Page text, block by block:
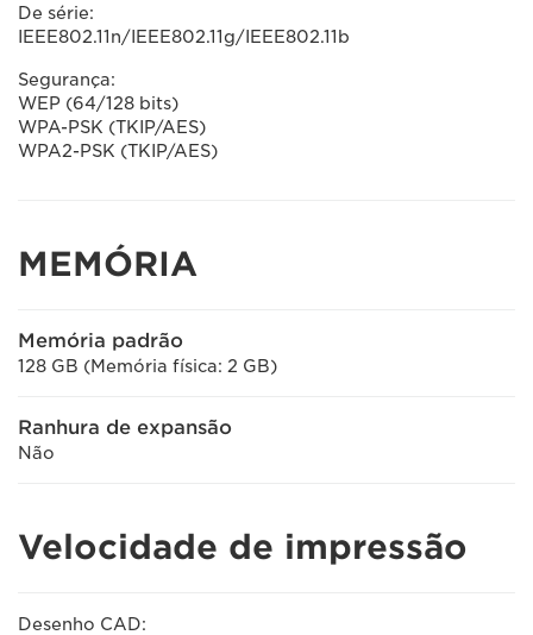
De série:
IEEE802.11n/IEEE802.11g/IEEE802.11b
Segurança:
WEP (64/128 bits)
WPA-PSK (TKIP/AES)
WPA2-PSK (TKIP/AES)
MEMÓRIA
Memória padrão
128 GB (Memória física: 2 GB)
Ranhura de expansão
Não
Velocidade de impressão
Desenho CAD: